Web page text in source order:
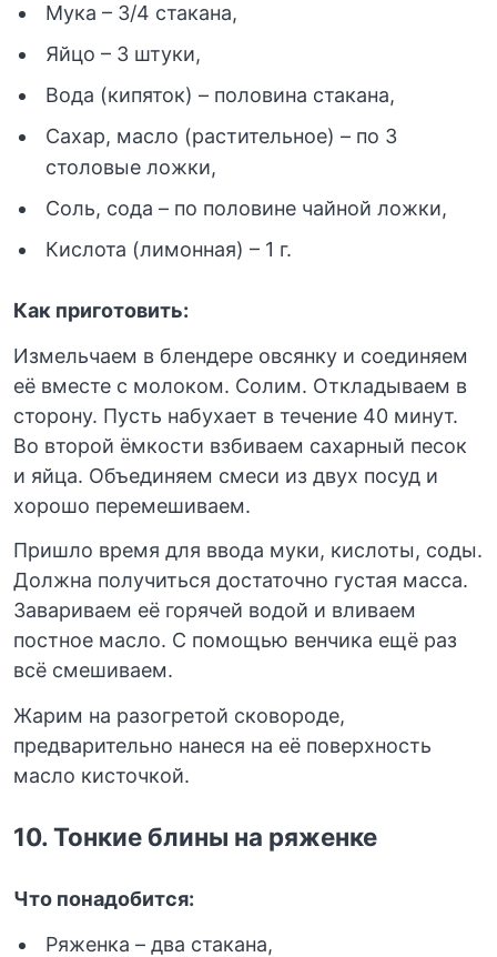
Мука – 3/4 стакана,
Яйцо – 3 штуки,
Вода (кипяток) – половина стакана,
Сахар, масло (растительное) – по 3
столовые ложки,
Соль, сода – по половине чайной ложки,
Кислота (лимонная) – 1 г.
Как приготовить:
Измельчаем в блендере овсянку и соединяем
её вместе с молоком. Солим. Откладываем в
сторону. Пусть набухает в течение 40 минут.
Во второй ёмкости взбиваем сахарный песок
и яйца. Объединяем смеси из двух посуд и
хорошо перемешиваем.
Пришло время для ввода муки, кислоты, соды.
Должна получиться достаточно густая масса.
Завариваем её горячей водой и вливаем
постное масло. С помощью венчика ещё раз
всё смешиваем.
Жарим на разогретой сковороде,
предварительно нанеся на её поверхность
масло кисточкой.
10.Тонкие блины на ряженке
Что понадобится:
Ряженка – два стакана,